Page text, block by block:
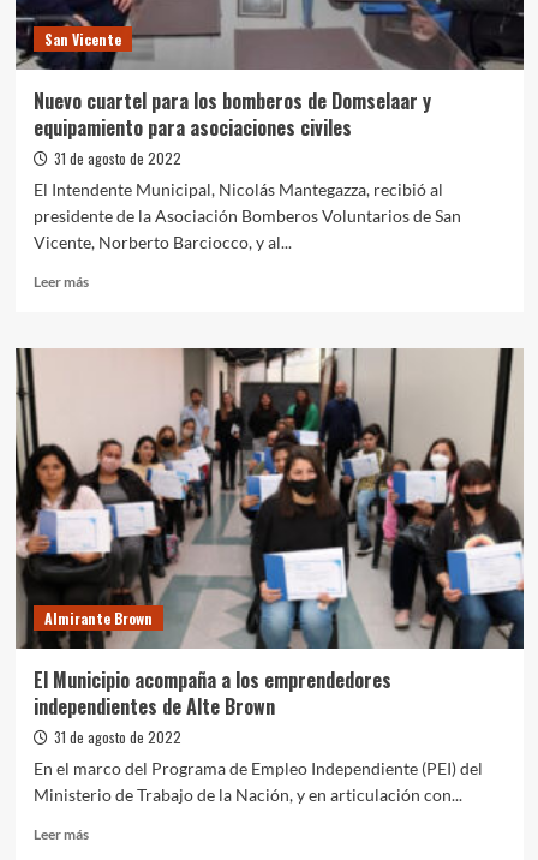
San Vicente
Nuevo cuartel para los bomberos de Domselaar y
equipamiento para asociaciones civiles
31 de agosto de 2022
El Intendente Municipal, Nicolás Mantegazza, recibió al
presidente de la Asociación Bomberos Voluntarios de San
Vicente, Norberto Barciocco, y al...
Leer másLeer
Nuevo
bomberos
de
Domselaar
y
equipamiento
para
asociaciones
civiles
Almirante Brown
El Municipio acompaña a los emprendedores
independientes de Alte Brown
31 de agosto de 2022
En el marco del Programa de Empleo Independiente (PEI) del
Ministerio de Trabajo de la Nación, y en articulación con...
Leer másLeer